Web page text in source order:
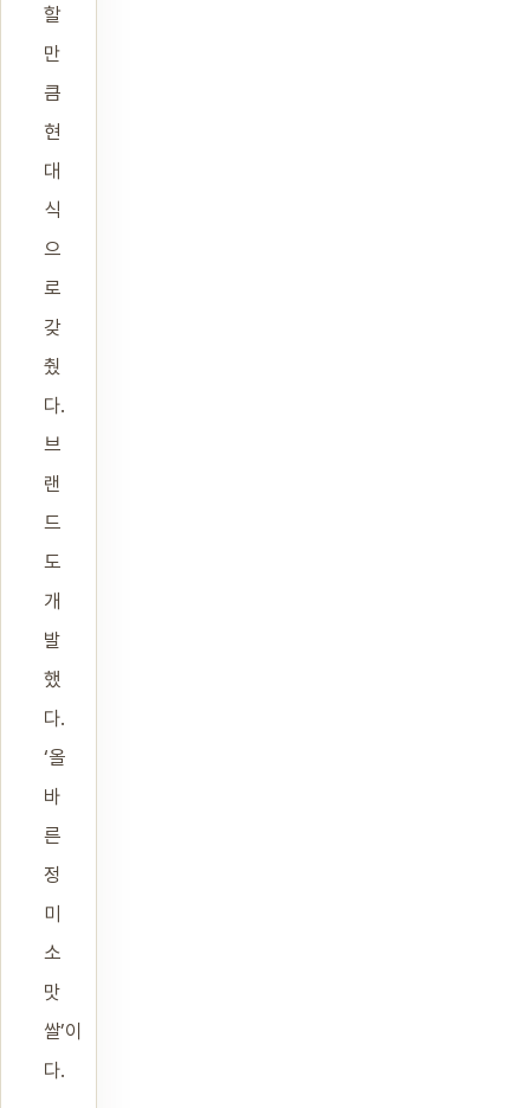
할
만
큼
현
대
식
으
로
갖
췄
다.
브
랜
드
도
개
발
했
다.
‘올
바
른
정
미
소
맛
쌀’이
다.